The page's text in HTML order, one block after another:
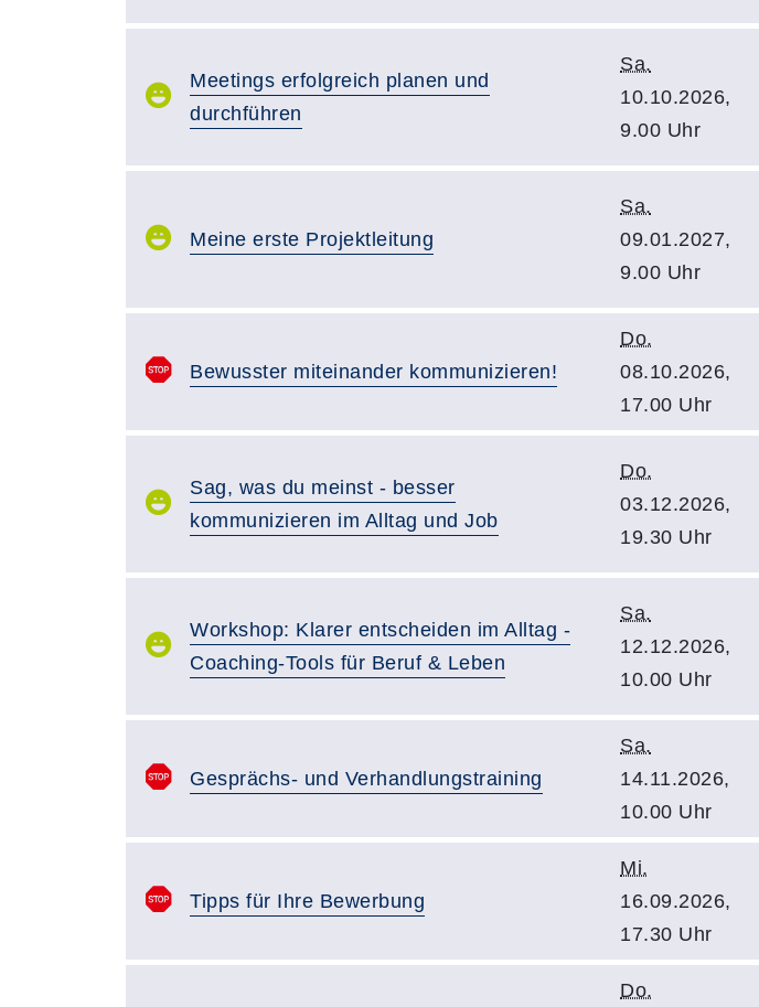
Meetings erfolgreich planen und
durchführen
Sa.
10.10.2026,
9.00 Uhr
Meine erste Projektleitung
Sa.
09.01.2027,
9.00 Uhr
Bewusster miteinander kommunizieren!
Do.
08.10.2026,
17.00 Uhr
Sag, was du meinst - besser
kommunizieren im Alltag und Job
Do.
03.12.2026,
19.30 Uhr
Workshop: Klarer entscheiden im Alltag -
Coaching-Tools für Beruf & Leben
Sa.
12.12.2026,
10.00 Uhr
Gesprächs- und Verhandlungstraining
Sa.
14.11.2026,
10.00 Uhr
Tipps für Ihre Bewerbung
Mi.
16.09.2026,
17.30 Uhr
Do.